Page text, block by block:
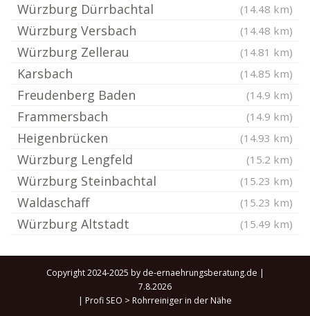
Würzburg Dürrbachtal (14.48 km)
Würzburg Versbach (14.48 km)
Würzburg Zellerau (14.81 km)
Karsbach (14.85 km)
Freudenberg Baden (14.9 km)
Frammersbach (14.9 km)
Heigenbrücken (14.93 km)
Würzburg Lengfeld (15.2 km)
Würzburg Steinbachtal (15.23 km)
Waldaschaff (15.23 km)
Würzburg Altstadt (15.49 km)
Copyright 2024-2025 by de-ernaehrungsberatung.de |
7.8.2026
| Profi SEO > Rohrreiniger in der Nähe